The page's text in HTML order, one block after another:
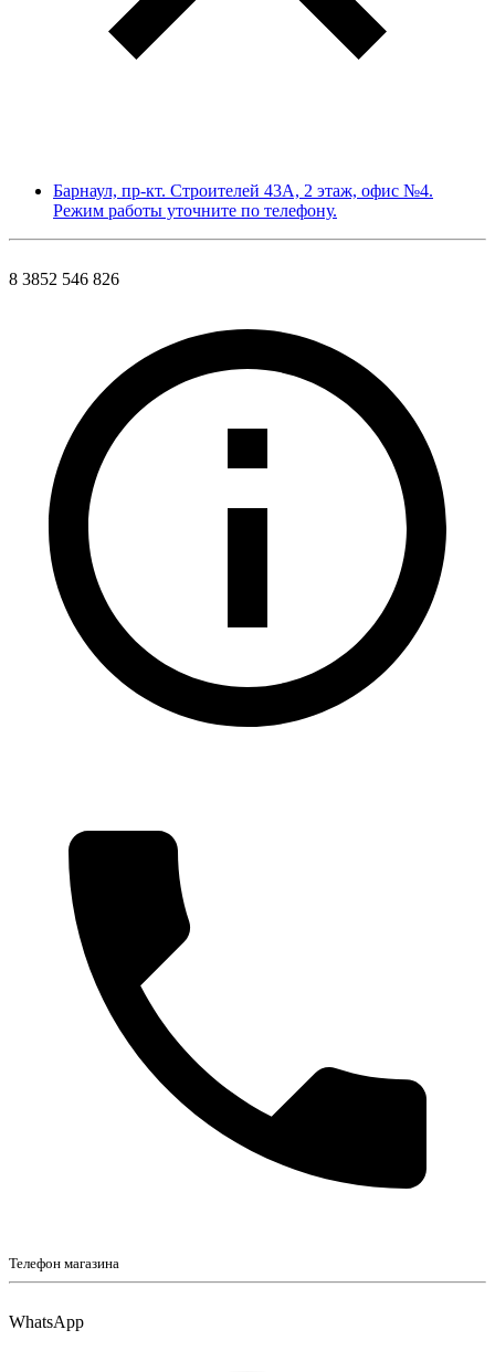
Барнаул, пр-кт. Строителей 43А, 2 этаж, офис №4.
Режим работы уточните по телефону.
8 3852 546 826
Телефон магазина
WhatsApp